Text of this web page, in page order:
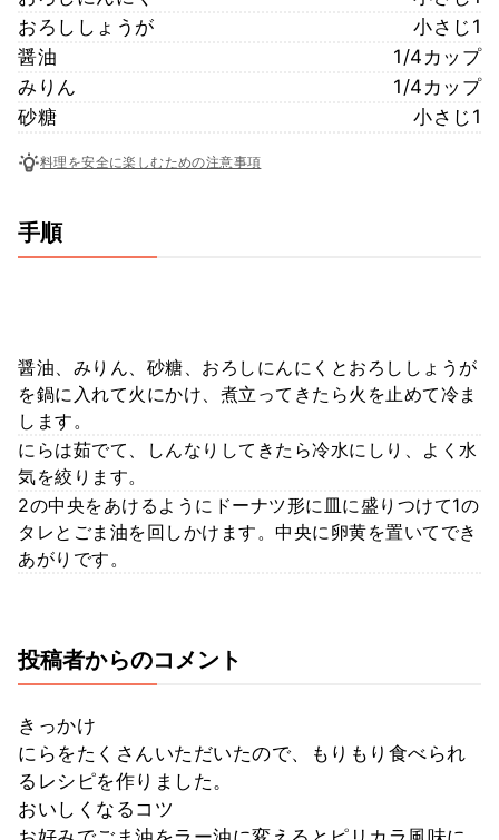
おろししょうが
小さじ1
醤油
1/4カップ
みりん
1/4カップ
砂糖
小さじ1
料理を安全に楽しむための注意事項
手順
醤油、みりん、砂糖、おろしにんにくとおろししょうが
を鍋に入れて火にかけ、煮立ってきたら火を止めて冷ま
します。
にらは茹でて、しんなりしてきたら冷水にしり、よく水
気を絞ります。
2の中央をあけるようにドーナツ形に皿に盛りつけて1の
タレとごま油を回しかけます。中央に卵黄を置いてでき
あがりです。
投稿者からのコメント
きっかけ
にらをたくさんいただいたので、もりもり食べられ
るレシピを作りました。
おいしくなるコツ